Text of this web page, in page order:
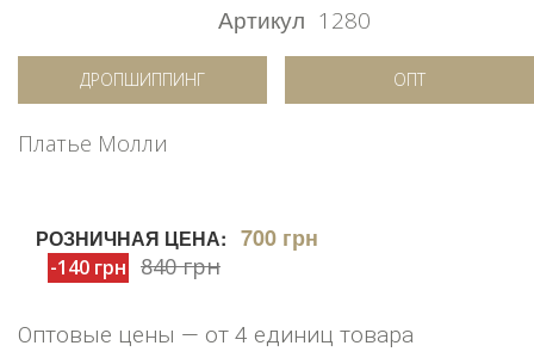
Артикул 1280
ДРОПШИППИНГ ОПТ
Платье Молли
РОЗНИЧНАЯ ЦЕНА: 700 грн
-140 грн 840 грн
Оптовые цены — от 4 единиц товара